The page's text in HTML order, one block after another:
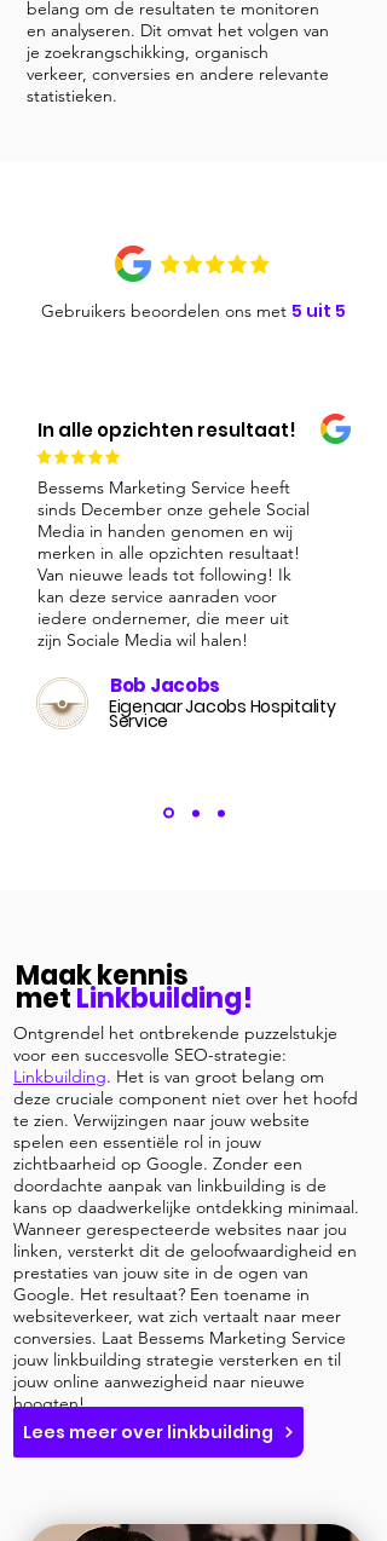
belang om de resultaten te monitoren
en analyseren. Dit omvat het volgen van
je zoekrangschikking, organisch
verkeer, conversies en andere relevante
statistieken.
Gebruikers beoordelen ons met 5 uit 5
In alle opzichten resultaat!
Bessems Marketing Service heeft
sinds December onze gehele Social
Media in handen genomen en wij
merken in alle opzichten resultaat!
Van nieuwe leads tot following! Ik
kan deze service aanraden voor
iedere ondernemer, die meer uit
zijn Sociale Media wil halen!
Bob Jacobs
Eigenaar Jacobs Hospitality
Service
Maak kennis
metLinkbuilding!
Ontgrendel het ontbrekende puzzelstukje
voor een succesvolle SEO-strategie:
Linkbuilding. Het is van groot belang om
deze cruciale component niet over het hoofd
te zien. Verwijzingen naar jouw website
spelen een essentiële rol in jouw
zichtbaarheid op Google. Zonder een
doordachte aanpak van linkbuilding is de
kans op daadwerkelijke ontdekking minimaal.
Wanneer gerespecteerde websites naar jou
linken, versterkt dit de geloofwaardigheid en
prestaties van jouw site in de ogen van
Google. Het resultaat? Een toename in
websiteverkeer, wat zich vertaalt naar meer
conversies. Laat Bessems Marketing Service
jouw linkbuilding strategie versterken en til
jouw online aanwezigheid naar nieuwe
hoogten!
Lees meer over linkbuilding